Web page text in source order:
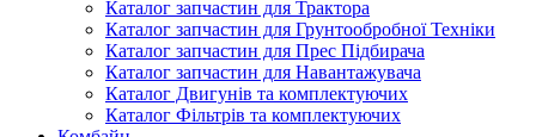
Каталог запчастин для Трактора
Каталог запчастин для Грунтообробної Техніки
Каталог запчастин для Прес Підбирача
Каталог запчастин для Навантажувача
Каталог Двигунів та комплектуючих
Каталог Фільтрів та комплектуючих